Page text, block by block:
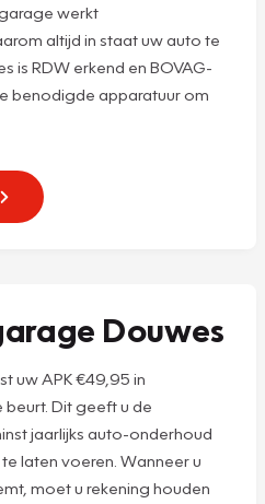
werkt
altijd in staat uw auto te
is RDW erkend en BOVAG-
benodigde apparatuur om
Douwes
uw APK €49,95 in
Dit geeft u de
jaarlijks auto-onderhoud
laten voeren. Wanneer u
moet u rekening houden